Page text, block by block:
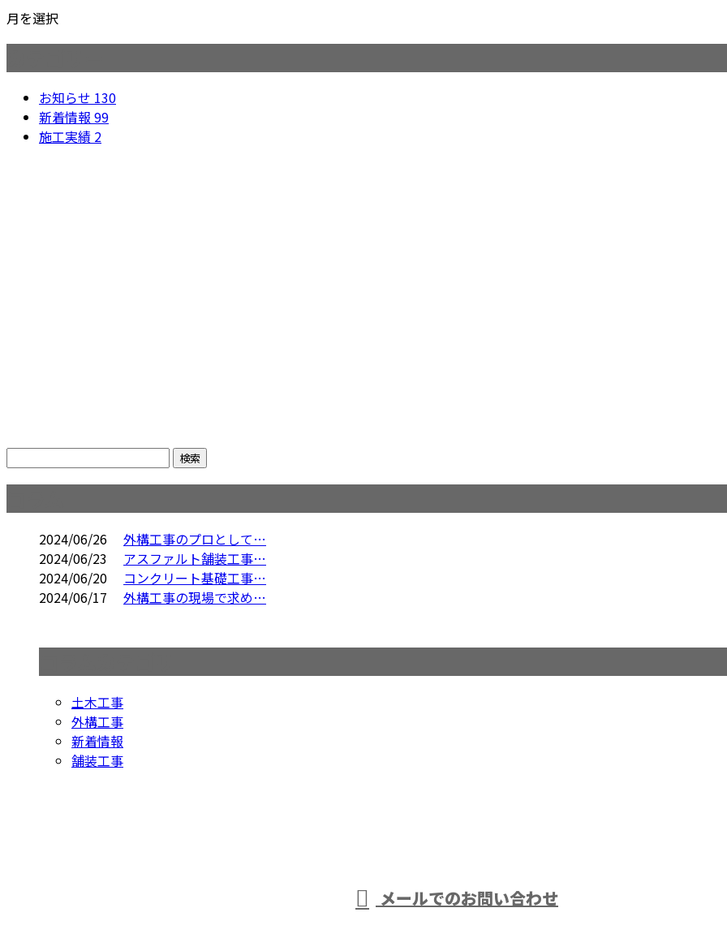
月を選択
お知らせ 130
新着情報 99
施工実績 2
2024/06/26
外構工事のプロとして…
2024/06/23
アスファルト舗装工事…
2024/06/20
コンクリート基礎工事…
2024/06/17
外構工事の現場で求め…
土木工事
外構工事
新着情報
舗装工事
メールでのお問い合わせ